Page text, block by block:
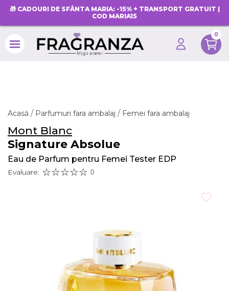
🎁 CADOURI DE SFÂNTA MARIA: -15% + TRANSPORT GRATUIT |
COD MARIA15
0
Acasă Parfumuri fara ambalaj Femei fara ambalaj
Mont Blanc
Signature Absolue
Eau de Parfum pentru Femei Tester EDP
Evaluare: 0